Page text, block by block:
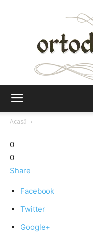
Acasă
0
0
Share
Facebook
Twitter
Google+